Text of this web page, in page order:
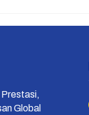
Global